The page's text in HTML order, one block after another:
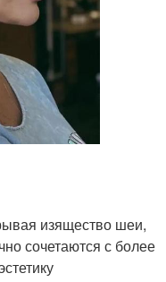
изящество шеи,
сочетаются с более